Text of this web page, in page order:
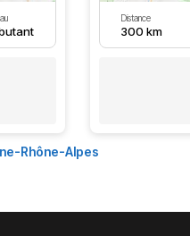
Distance
300 km
Rhône-Alpes